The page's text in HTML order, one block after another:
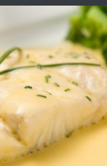
№4120 Магазин/
кв. Любен
до градската